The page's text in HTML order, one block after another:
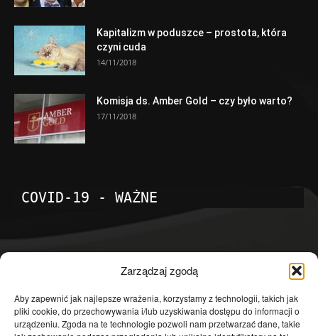
Zarządzaj zgodą
Aby zapewnić jak najlepsze wrażenia, korzystamy z technologii, takich jak
pliki cookie, do przechowywania i/lub uzyskiwania dostępu do informacji o
urządzeniu. Zgoda na te technologie pozwoli nam przetwarzać dane, takie
Kapitalizm w poduszce – prostota, która
czyni cuda
14/11/2018
Komisja ds. Amber Gold – czy było warto?
17/11/2018
COVID-19 - WAŻNE
Temat dnia
4601
Publicystyka
4363